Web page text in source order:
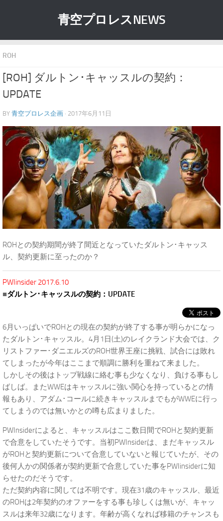
青空プロレスNEWS
ROH
[ROH] ダルトン･キャッスルの契約：
UPDATE
BY 青空プロレス企画 · 2017年6月11日
ROHとの契約期間が終了間近となっていたダルトン･キャッス
ル、契約更新に至ったのか？
PWIinsider 2017.6.10
■ダルトン･キャッスルの契約：UPDATE
6月いっぱいでROHとの現在の契約が終了する事が明らかになっ
たダルトン･キャッスル。4月1日(土)のレイクランド大会では、ク
リストファー･ダニエルズのROH世界王座に挑戦、試合には敗れ
てしまったが今年はここまで順調に勝利を重ねて来ました。
しかしその後はトップ戦線に絡む事も少なくなり、負ける事もし
ばしば。またWWEはキャッスルに強い関心を持っているとの情
報もあり、アダム･コールに続きキャッスルまでもがWWEに行っ
てしまうのでは無いかとの噂も広まりました。
PWInsiderによると、キャッスルはここ数日間でROHと契約更新
で合意をしていたそうです。当初PWInsiderは、まだキャッスル
がROHと契約更新について合意していないと報じていたが、その
後何人かの関係者が契約更新で合意していた事をPWIinsiderに知
らせたのだそうです。
ただ契約内容に関しては不明です。現在31歳のキャッスル、最近
のROHは2年契約のオファーをする事も珍しくは無いが、キャッ
スルは来年32歳になります。年齢が高くなれば移籍のチャンスも